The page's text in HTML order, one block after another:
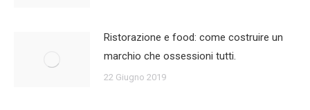
Ristorazione e food: come costruire un
marchio che ossessioni tutti.
22 Giugno 2019